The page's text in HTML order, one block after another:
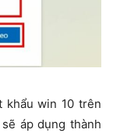
khẩu win 10 trên
áp dụng thành